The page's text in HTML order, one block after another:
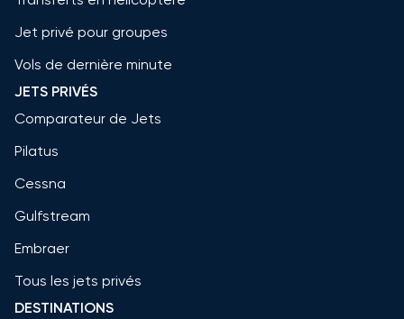
Jet privé pour groupes
Vols de dernière minute
JETS PRIVÉS
Comparateur de Jets
Pilatus
Cessna
Gulfstream
Embraer
Tous les jets privés
DESTINATIONS